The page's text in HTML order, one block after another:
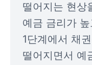
떨어지는 현상
예금 금리가
1단계에서 채
떨어지면서 예